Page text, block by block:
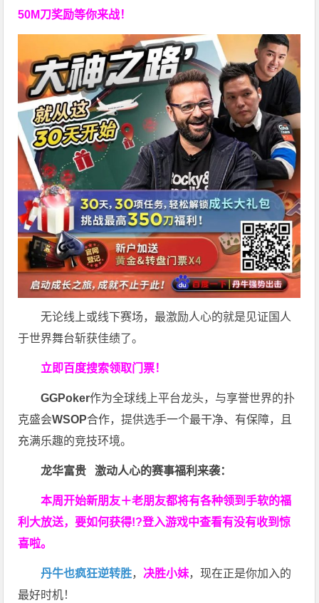
50M刀奖励等你来战！
无论线上或线下赛场，最激励人心的就是见证国人
于世界舞台斩获佳绩了。
立即百度搜索领取门票！
GGPoker作为全球线上平台龙头，与享誉世界的扑
克盛会WSOP合作，提供选手一个最干净、有保障，且
充满乐趣的竞技环境。
龙华富贵 激动人心的赛事福利来袭：
本周开始新朋友＋老朋友都将有各种领到手软的福
利大放送，要如何获得!?登入游戏中查看有没有收到惊
喜啦。
丹牛也疯狂逆转胜， 决胜小妹，现在正是你加入的
最好时机！